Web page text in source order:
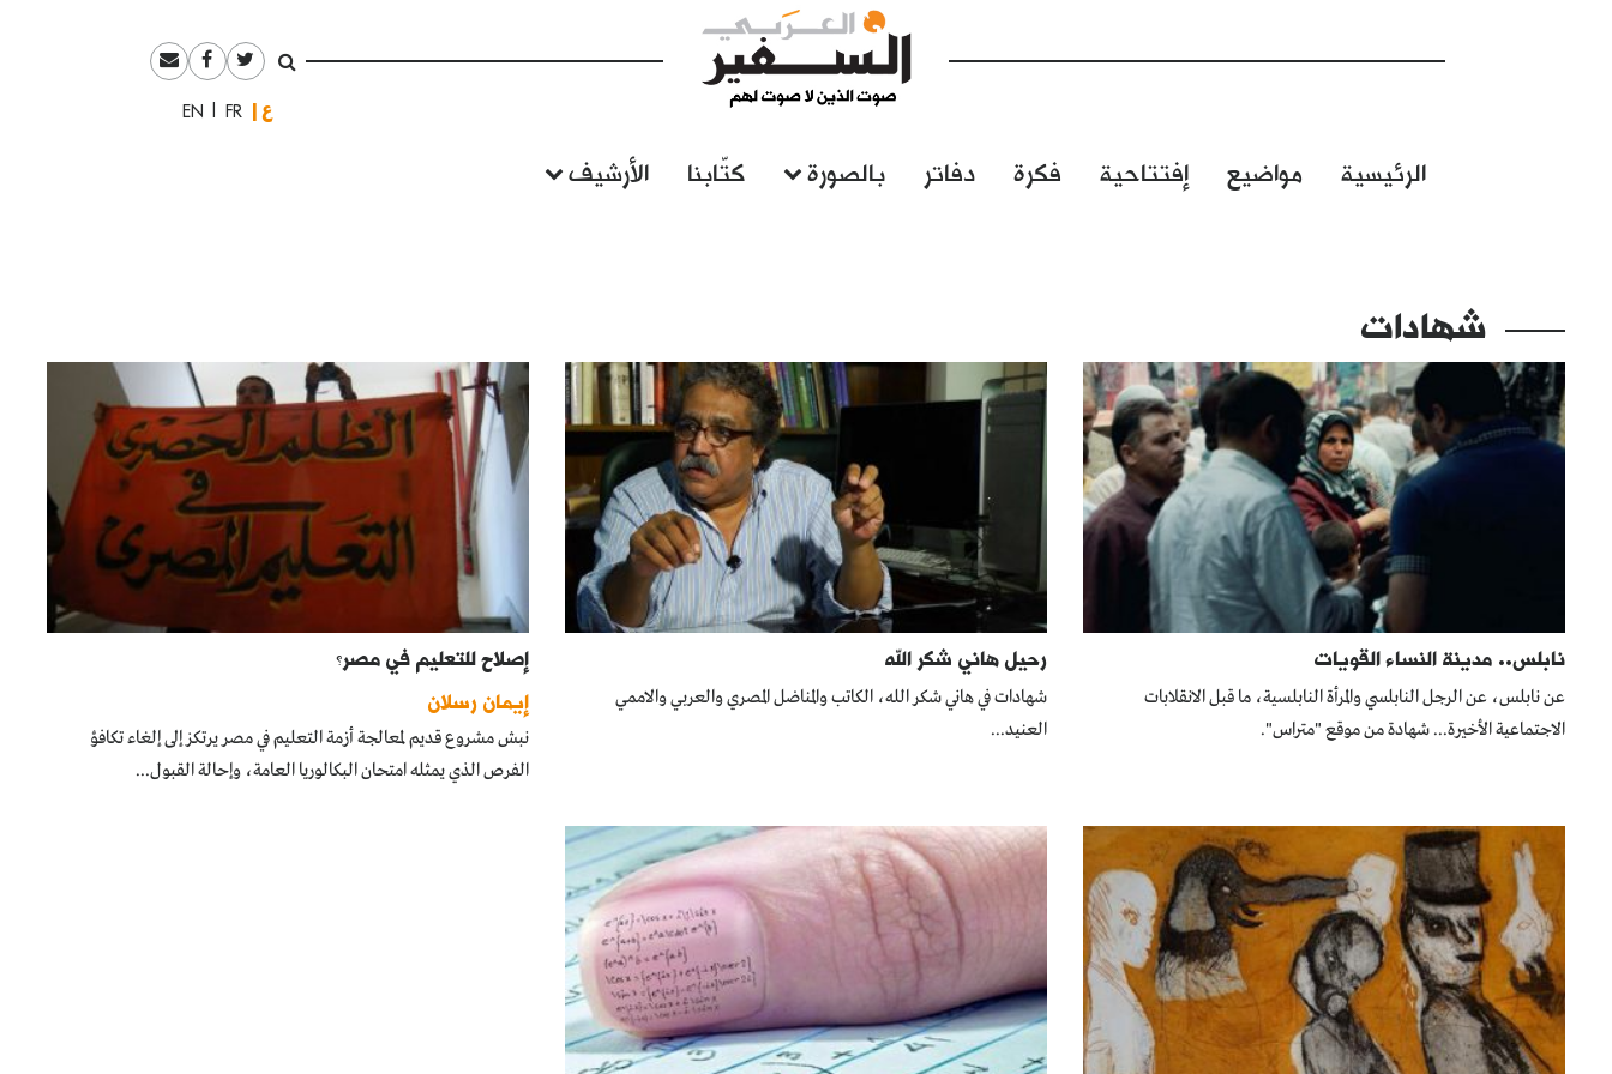
العربيةFrançais
English
الرئيسية مواضيع إفتتاحية فكرة دفاتر بالصورة كتّابنا الأرشيف
شهادات
نابلس.. مدينة النساء القويات
عن نابلس، عن الرجل النابلسي والمرأة النابلسية، ما قبل الانقلابات
الاجتماعية الأخيرة... شهادة من موقع "متراس".
رحيل هاني شكر الله
شهادات في هاني شكر الله، الكاتب والمناضل المصري والعربي والاممي
العنيد...
إصلاح للتعليم في مصر؟
إيمان رسلان
نبش مشروع قديم لمعالجة أزمة التعليم في مصر يرتكز إلى إلغاء تكافؤ
الفرص الذي يمثله امتحان البكالوريا العامة، وإحالة القبول...